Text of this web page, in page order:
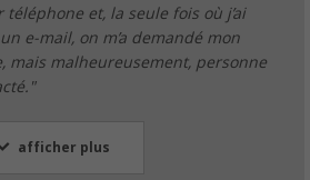
et, la seule fois où j’ai
e-mail, on m’a demandé mon
mais malheureusement, personne
afficher plus